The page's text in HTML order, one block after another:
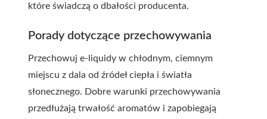
które świadczą o dbałości producenta.
Porady dotyczące przechowywania
Przechowuj e-liquidy w chłodnym, ciemnym
miejscu z dala od źródeł ciepła i światła
słonecznego. Dobre warunki przechowywania
przedłużają trwałość aromatów i zapobiegają